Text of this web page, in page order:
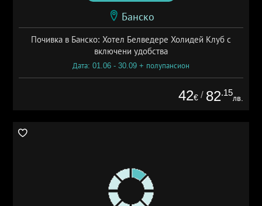
Банско
Почивка в Банско: Хотел Белведере Холидей Клуб с
включени удобства
Дата: 01.06 - 30.09 + полупансион
42€ / 82.15
лв.